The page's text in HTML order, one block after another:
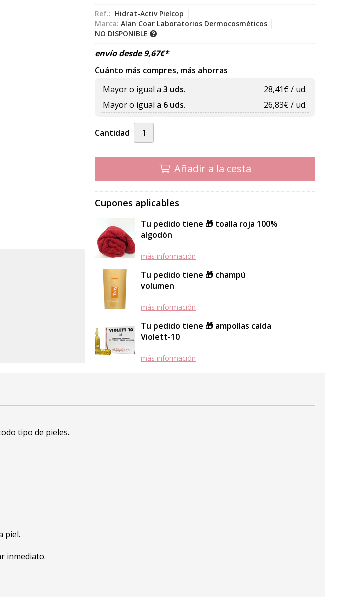
Ref.: Hidrat-Activ Pielcop
Marca: Alan Coar Laboratorios Dermocosméticos
NO DISPONIBLE
envío desde9,67€*
Cuánto más compres, más ahorras
Mayor o igual a 3 uds. 28,41€ / ud.
Mayor o igual a 6 uds. 26,83€ / ud.
Cantidad
Añadir a la cesta
Cupones aplicables
Tu pedido tiene 🎁 toalla roja 100%
algodón
más información
Tu pedido tiene 🎁 champú
volumen
más información
Tu pedido tiene 🎁 ampollas caída
Violett-10
más información
tipo de pieles.
piel.
inmediato.